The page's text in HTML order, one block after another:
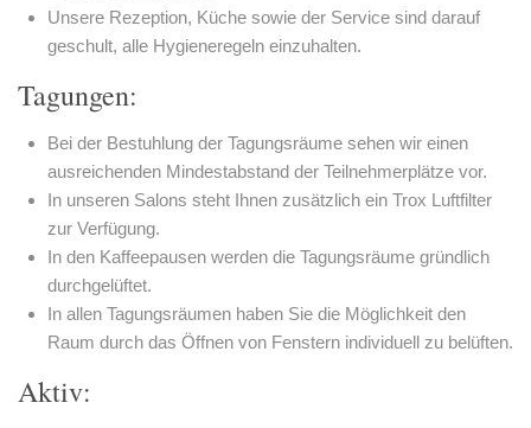
Unsere Rezeption, Küche sowie der Service sind darauf
geschult, alle Hygieneregeln einzuhalten.
Tagungen:
Bei der Bestuhlung der Tagungsräume sehen wir einen
ausreichenden Mindestabstand der Teilnehmerplätze vor.
In unseren Salons steht Ihnen zusätzlich ein Trox Luftfilter
zur Verfügung.
In den Kaffeepausen werden die Tagungsräume gründlich
durchgelüftet.
In allen Tagungsräumen haben Sie die Möglichkeit den
Raum durch das Öffnen von Fenstern individuell zu belüften.
Aktiv: